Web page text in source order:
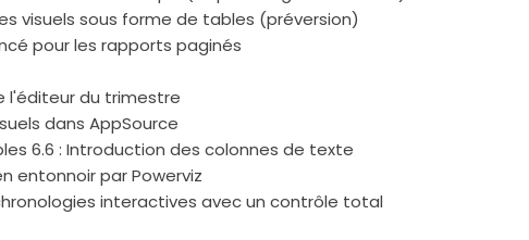
visuels sous forme de tables (préversion)
pour les rapports paginés
l'éditeur du trimestre
dans AppSource
6.6 : Introduction des colonnes de texte
entonnoir par Powerviz
interactives avec un contrôle total